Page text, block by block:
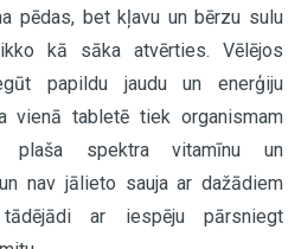
pēdas, bet kļavu un bērzu sulu
kā sāka atvērties. Vēlējos
papildu jaudu un enerģiju
vienā tabletē tiek organismam
plaša spektra vitamīnu un
nav jālieto sauja ar dažādiem
tādējādi ar iespēju pārsniegt